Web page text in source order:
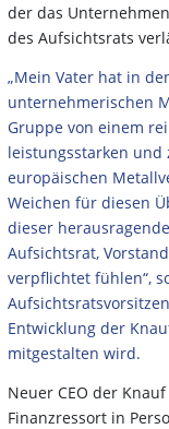
der das
des Aufsichtsrats
„Mein Vater hat in
unternehmerischen
Gruppe von einem
leistungsstarken
europäischen
Weichen für diesen
dieser
Aufsichtsrat,
verpflichtet fühlen“,
Entwicklung der
mitgestalten wird.
Neuer CEO der
Finanzressort in